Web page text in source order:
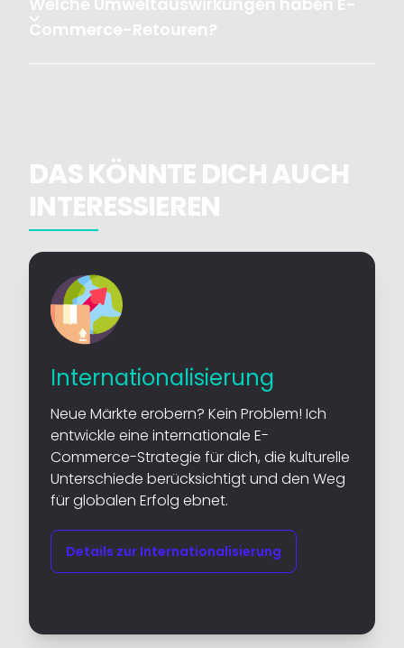
Commerce-Retouren?
DAS KÖNNTE DICH AUCH
INTERESSIEREN
Internationalisierung
Neue Märkte erobern? Kein Problem! Ich
entwickle eine internationale E-
Commerce-Strategie für dich, die kulturelle
Unterschiede berücksichtigt und den Weg
für globalen Erfolg ebnet.
Details zur Internationalisierung